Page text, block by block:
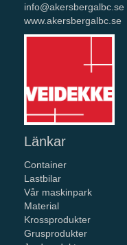
info@akersbergalbc.se
www.akersbergalbc.se
Länkar
Container
Lastbilar
Vår maskinpark
Material
Krossprodukter
Grusprodukter